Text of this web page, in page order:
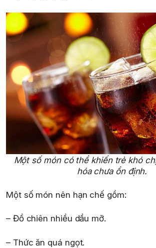
Một số món có thể khiến trẻ khó
hóa chưa ổn định.
Một số món nên hạn chế gồm:
– Đồ chiên nhiều dầu mỡ.
– Thức ăn quá ngọt.